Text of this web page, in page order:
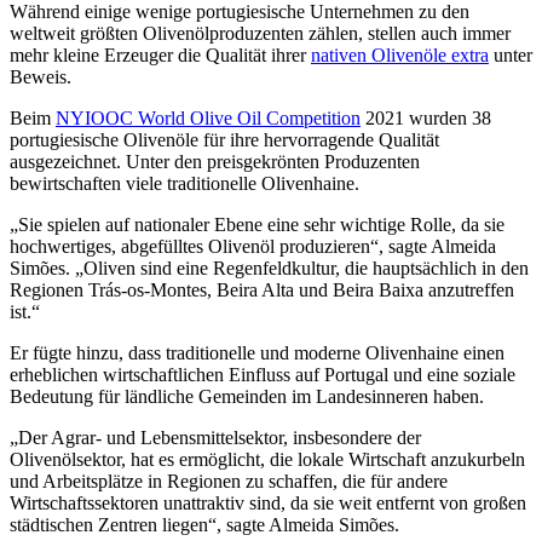
Während einige wenige portugiesische Unternehmen zu den
weltweit größten Olivenölproduzenten zählen, stellen auch immer
mehr kleine Erzeuger die Qualität ihrernativen Olivenöle extra unter
Beweis.
Beim NYIOOC World Olive Oil Competition 2021 wurden 38
portugiesische Olivenöle für ihre hervorragende Qualität
ausgezeichnet. Unter den preisgekrönten Produzenten
bewirtschaften viele traditionelle Olivenhaine.
„Sie spielen auf nationaler Ebene eine sehr wichtige Rolle, da sie
hochwertiges, abgefülltes Olivenöl produzieren“, sagte Almeida
Simões. „Oliven sind eine Regenfeldkultur, die hauptsächlich in den
Regionen Trás-os-Montes, Beira Alta und Beira Baixa anzutreffen
ist.“
Er fügte hinzu, dass traditionelle und moderne Olivenhaine einen
erheblichen wirtschaftlichen Einfluss auf Portugal und eine soziale
Bedeutung für ländliche Gemeinden im Landesinneren haben.
„Der Agrar- und Lebensmittelsektor, insbesondere der
Olivenölsektor, hat es ermöglicht, die lokale Wirtschaft anzukurbeln
und Arbeitsplätze in Regionen zu schaffen, die für andere
Wirtschaftssektoren unattraktiv sind, da sie weit entfernt von großen
städtischen Zentren liegen“, sagte Almeida Simões.